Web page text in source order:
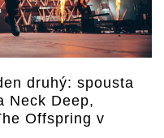
druhý: spousta
Neck Deep,
Offspring v